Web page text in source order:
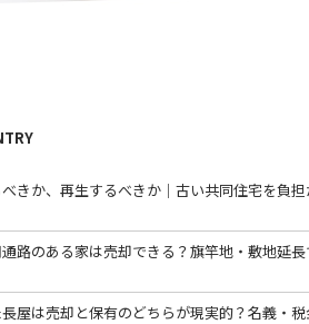
きか、再生するべきか｜古い共同住宅を負
通路のある家は売却できる？旗竿地・敷地延
屋は売却と保有のどちらが現実的？名義・